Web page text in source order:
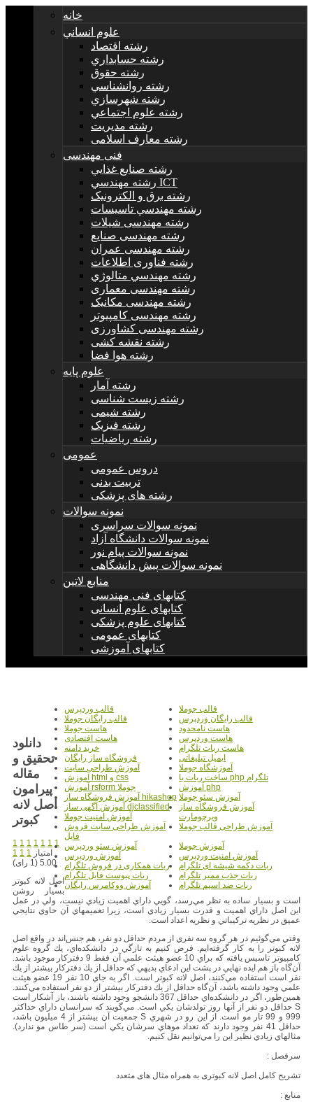
خانه
علوم انساني
رشته اقتصاد
رشته حسابداري
رشته حقوق
رشته روانشناسي
رشته شهرسازي
رشته علوم اجتماعي
رشته مديريت
رشته معارف اسلامی
فنی مهندسی
رشته صنايع غذايي
رشته مهندسي ICT
رشته برق و الکترونيک
رشته مهندسي تاسيسات
رشته مهندسی شیلات
رشته مهندسی صنایع
رشته مهندسی عمران
رشته فناوری اطلاعات
رشته مهندسي متالوژي
رشته مهندسی معماری
رشته مهندسی مکانیک
رشته مهندسی کامپیوتر
رشته مهندسی کشاورزی
رشته نقشه کشی
رشته هوا فضا
علوم پایه
رشته آمار
رشته زیست شناسی
رشته شیمی
رشته فیزیک
رشته ریاضیات
عمومی
دروس عمومی
تربیت بدنی
رشته های پزشکی
نمونه سوالات
نمونه سوالات سراسری
نمونه سوالات دانشگاه آزاد
نمونه سوالات پیام نور
نمونه سوالات پیش دانشگاهی
منابع لاتین
کتابهای فنی مهندسی
کتابهای علوم انسانی
کتابهای علوم پزشکی
کتابهای عمومی
کتابهای آموزشی
قالب جوملا
قالب وردپرس
قالب رایگان وردپرس
قالب رایگان جوملا
هاست نامحدود
هاست جوملا
هاست وردپرس
هاست اقتصادی
هاست ربات تلگرام
خرید دامنه
ایمیل تبلیغاتی
فروشگاه ساز رایگان
آموزشگاه جوملا
آموزش طراحی سایت
ساخت ربات با php تلگرام
آموزش html و css
آموزش php
آموزش rsform جوملا
آموزش سئو جوملا آموزش فروشگاه ساز hikashop
آموزش فروشگاه ساز
ویرچومارت
آموزش آگهی ساز djclassified
آموزش امنیت جوملا
آموزش طراحی قالب جوملا
آموزش طراحی سایت فروش
فایل
آموزش جوملا
آموزش سئو وردپرس
آموزش امنیت وردپرس
آموزش وردپرس
ربات دکمه شیشه ای تلگرام
ربات همکاری در فروش تلگرام
ربات جذب ممبر تلگرام
ربات پیوست فایل تلگرام
ربات ضد اسپم تلگرام
آموزش ووکامرس رایگان
دانلود
تحقیق و
مقاله
پیرامون
اصل لانه
کبوتر
1 1 1 1 1 1 1
1 1 1 امتیاز
5.00 (1 رای)
اصل لانه كبوتر
بسيار روشن
است و بسيار ساده به نظر مي‌رسد، گويي داراي اهميت زيادي نيست، ولي در عمل
اين اصل داراي اهميت و قدرت بسيار زيادي است، زيرا تعميمهاي آن حاوي نتايجي
عميق در نظريه تركيباتي و نظريه اعداد است.
وقتي مي‌گوئيم در هر گروه سه نفري از مردم حداقل دو نفر، هم جنس‌اند در واقع اصل
لانه كبوتر را به كار گرفته‌ايم. فرض كنيم به تازگي در دانشكده‌اي، يك گروه علوم
كامپيوتر تاسيس يافته كه براي 10 عضو هيئت علمي آن فقط 9 دفتر‌كار موجود باشد.
آن‌گاه باز هم ايده نهايي در پشت اين ادعاي بديهي كه حداقل از يك دفتر‌كار بيشتر از يك
نفر است استفاده مي‌كنند، اصل لانه كبوتر است. اگر به جاي 10 نفر 19 عضو هيئت
علمي وجود داشته باشد، آن‌گاه حداقل از يك دفتر‌كار بيشتر از دو نفر استفاده مي‌كنند.
همين‌طور، اگر در دانشكده‌اي حداقل 367 دانشجو وجود داشته باشند، باز آشكار است
S حداقل دو نفر از آنها روز تولدشان يكي است. مي‌گويند كه سرانسان داراي حداكثر
999 و 99 تار مو است. از اين رو در شهري S جمعيت آن بيشتر از 4 ميليون باشد،
حداقل 41 نفر وجود دارند كه تعداد موهاي سرشان يكي است (سر طاس مو ندارد).
مثالهاي زيادي نظير اين را مي‌توانيم نقل كنيم.
سرفصل :
تشریح کامل اصل لانه کبوتری به همراه مثال های متعدد
منابع :